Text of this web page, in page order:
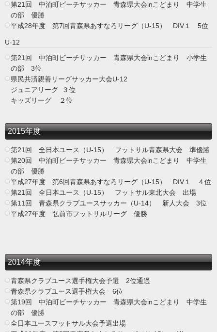
第21回 中泊町ビーチサッカー 青森県大会inこどまり 中学生
の部 優勝
平成28年度 第7回青森県あすなろリーグ（U-15） DIV１ 5位
U-12
第21回 中泊町ビーチサッカー 青森県大会inこどまり 小学生
の部 3位
県民共済親善リーグサッカー大会U-12
ジュニアリーグ ３位
キッズリーグ ２位
2015年度
第21回 全日本ユース（U-15） フットサル青森県大会 準優勝
第20回 中泊町ビーチサッカー 青森県大会inこどまり 中学生
の部 優勝
平成27年度 第6回青森県あすなろリーグ（U-15） DIV１ ４位
第21回 全日本ユース（U-15） フットサル東北大会 出場
第11回 青森県クラブユースサッカー（U-14） 新人大会 3位
平成27年度 弘前市フットサルリーグ 優勝
2014年度
青森県クラブユース選手権大会予選 2位通過
青森県クラブユース選手権大会 6位
第19回 中泊町ビーチサッカー 青森県大会inこどまり 中学生
の部 優勝
全日本ユースフットサル大会予選出場